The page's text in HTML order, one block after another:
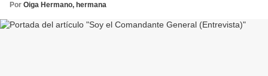
Por Oiga Hermano, hermana